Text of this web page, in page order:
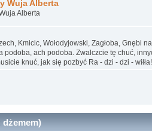
Wuja Alberta
Alberta
Kmicic, Wołodyjowski, Zagłoba, Gnębi
podoba, ach podoba. Zwalczcie tę chuć,
knuć, jak się pozbyć Ra - dzi - dzi - wiłła!